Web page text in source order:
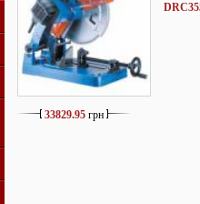
33829.95 грн